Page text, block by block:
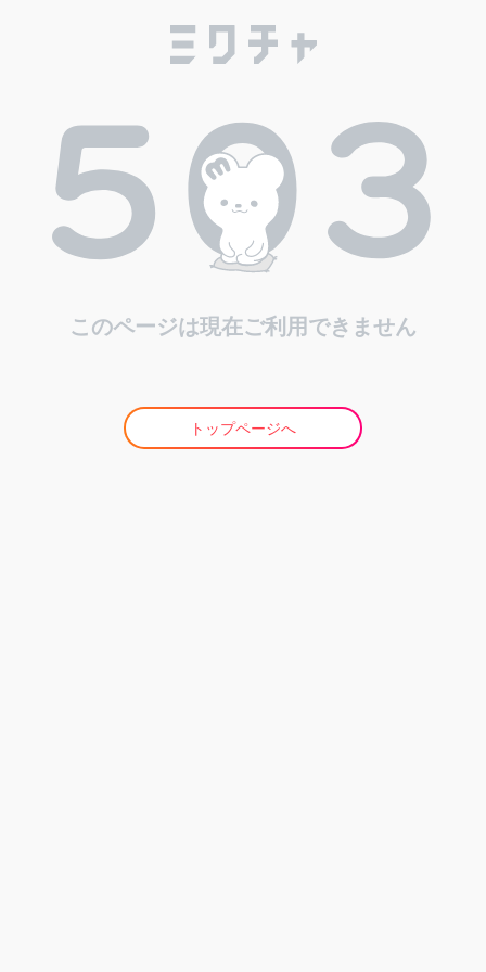
このページは現在ご利用できません